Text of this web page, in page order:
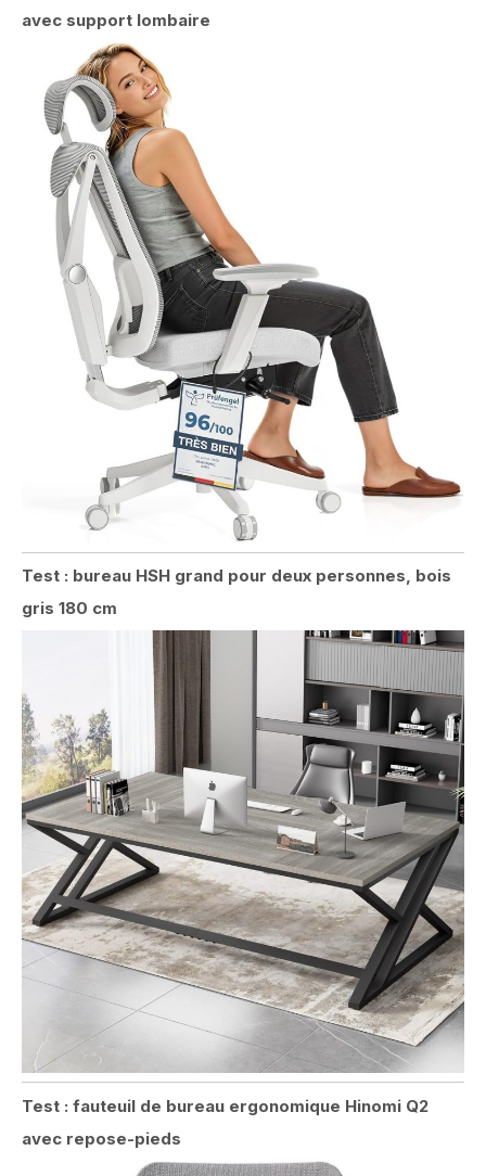
avec support lombaire
Test : bureau HSH grand pour deux personnes, bois
gris 180 cm
Test : fauteuil de bureau ergonomique Hinomi Q2
avec repose-pieds